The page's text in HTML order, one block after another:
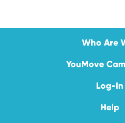
Who Are
YouMove
Log-In
Help